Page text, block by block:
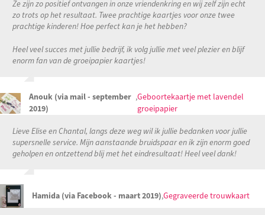
Ze zijn zo positief ontvangen in onze vriendenkring en wij zelf zijn echt
zo trots op het resultaat. Twee prachtige kaartjes voor onze twee
prachtige kinderen! Hoe perfect kan je het hebben?
Heel veel succes met jullie bedrijf, ik volg jullie met veel plezier en blijf
enorm fan van de groeipapier kaartjes!
Anouk (via mail - september
2019)
,Geboortekaartje met lavendel
groeipapier
Lieve Elise en Chantal, langs deze weg wil ik jullie bedanken voor jullie
supersnelle service. Mijnaanstaande bruidspaar en ik zijn enorm goed
geholpen en ontzettend blij met het eindresultaat! Heel veel dank!
Hamida (via Facebook - maart 2019),Gegraveerde trouwkaart